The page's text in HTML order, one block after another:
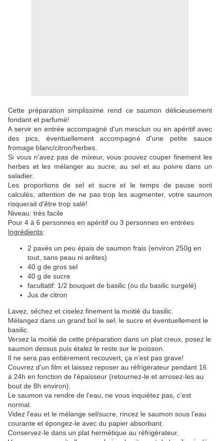
Cette préparation simplissime rend ce saumon délicieusement
fondant et parfumé!
A servir en entrée accompagné d'un mesclun ou en apéritif avec
des pics, éventuellement accompagné d'une petite sauce
fromage blanc/citron/herbes.
Si vous n'avez pas de mixeur, vous pouvez couper finement les
herbes et les mélanger au sucre, au sel et au poivre dans un
saladier.
Les proportions de sel et sucre et le temps de pause sont
calculés, attention de ne pas trop les augmenter, votre saumon
risquerait d'être trop salé!
Niveau: très facile
Pour 4 à 6 personnes en apéritif ou 3 personnes en entrées
Ingrédients:
2 pavés un peu épais de saumon frais (environ 250g en
tout, sans peau ni arêtes)
40 g de gros sel
40 g de sucre
facultatif: 1/2 bouquet de basilic (ou du basilic surgelé)
Jus de citron
Lavez, séchez et ciselez finement la moitié du basilic.
Mélangez dans un grand bol le sel, le sucre et éventuellement le
basilic.
Versez la moitié de cette préparation dans un plat creux, posez le
saumon dessus puis étalez le reste sur le poisson.
Il ne sera pas entièrement recouvert, ça n'est pas grave!
Couvrez d’un film et laissez reposer au réfrigérateur pendant 16
à 24h en fonction de l'épaisseur (retournez-le et arrosez-les au
bout de 8h environ).
Le saumon va rendre de l'eau, ne vous inquiétez pas, c'est
normal.
Videz l'eau et le mélange sel/sucre, rincez le saumon sous l’eau
courante et épongez-le avec du papier absorbant.
Conservez-le dans un plat hermétique au réfrigérateur.